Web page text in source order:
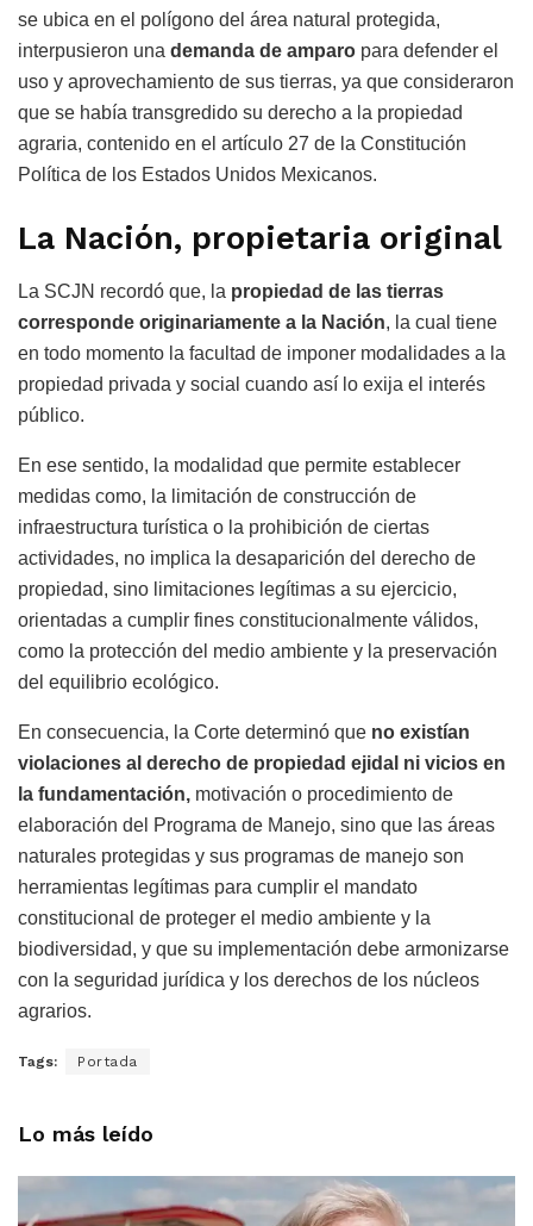
se ubica en el polígono del área natural protegida,
interpusieron una demanda de amparo para defender el
uso y aprovechamiento de sus tierras, ya que consideraron
que se había transgredido su derecho a la propiedad
agraria, contenido en el artículo 27 de la Constitución
Política de los Estados Unidos Mexicanos.
La Nación, propietaria original
La SCJN recordó que, la propiedad de las tierras
corresponde originariamente a la Nación, la cual tiene
en todo momento la facultad de imponer modalidades a la
propiedad privada y social cuando así lo exija el interés
público.
En ese sentido, la modalidad que permite establecer
medidas como, la limitación de construcción de
infraestructura turística o la prohibición de ciertas
actividades, no implica la desaparición del derecho de
propiedad, sino limitaciones legítimas a su ejercicio,
orientadas a cumplir fines constitucionalmente válidos,
como la protección del medio ambiente y la preservación
del equilibrio ecológico.
En consecuencia, la Corte determinó que no existían
violaciones al derecho de propiedad ejidal ni vicios en
la fundamentación, motivación o procedimiento de
elaboración del Programa de Manejo, sino que las áreas
naturales protegidas y sus programas de manejo son
herramientas legítimas para cumplir el mandato
constitucional de proteger el medio ambiente y la
biodiversidad, y que su implementación debe armonizarse
con la seguridad jurídica y los derechos de los núcleos
agrarios.
Tags: Portada
Lo más leído